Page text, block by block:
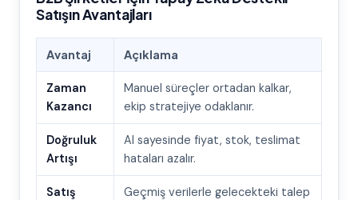
Satışın Avantajları
Avantaj Açıklama
Zaman
Kazancı
Manuel süreçler ortadan kalkar,
ekip stratejiye odaklanır.
Doğruluk
Artışı
AI sayesinde fiyat, stok, teslimat
hataları azalır.
Satış
Geçmiş verilerle gelecekteki talep